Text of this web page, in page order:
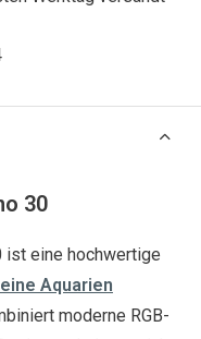
30
ist eine hochwertige
Aquarien
moderne RGB-